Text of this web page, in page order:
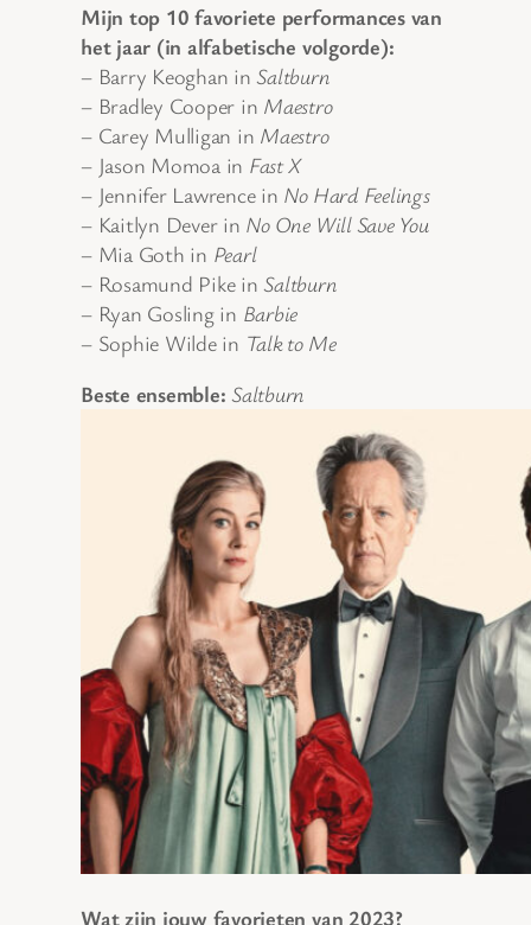
Mijn top 10 favoriete performances van
het jaar (in alfabetische volgorde):
– Barry Keoghan inSaltburn
– Bradley Cooper in Maestro
– Carey Mulligan in Maestro
– Jason Momoa in Fast X
– Jennifer Lawrence in No Hard Feelings
– Kaitlyn Dever in No One Will Save You
– Mia Goth in Pearl
– Rosamund Pike inSaltburn
– Ryan Gosling in Barbie
– Sophie Wilde in Talk to Me
Beste ensemble: Saltburn
Wat zijn jouw favorieten van 2023?